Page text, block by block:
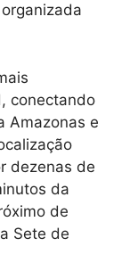
conectando
Amazonas e
dezenas de
da
de
Sete de